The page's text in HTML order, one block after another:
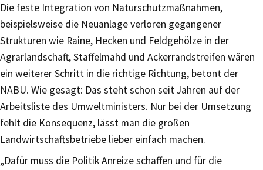
Die feste Integration von Naturschutzmaßnahmen,
beispielsweise die Neuanlage verloren gegangener
Strukturen wie Raine, Hecken und Feldgehölze in der
Agrarlandschaft, Staffelmahd und Ackerrandstreifen wären
ein weiterer Schritt in die richtige Richtung, betont der
NABU. Wie gesagt: Das steht schon seit Jahren auf der
Arbeitsliste des Umweltministers. Nur bei der Umsetzung
fehlt die Konsequenz, lässt man die großen
Landwirtschaftsbetriebe lieber einfach machen.
„Dafür muss die Politik Anreize schaffen und für die